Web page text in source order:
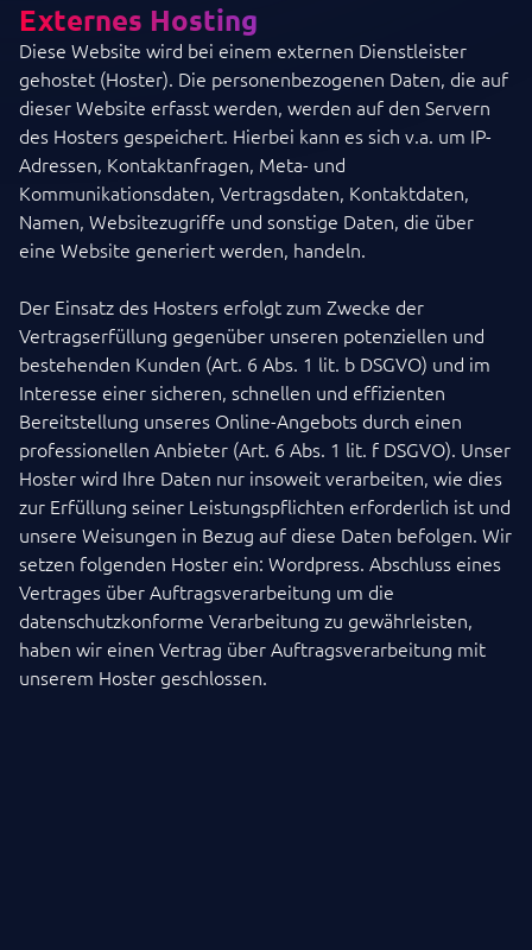
Externes Hosting
Diese Website wird bei einem externen Dienstleister
gehostet (Hoster). Die personenbezogenen Daten, die auf
dieser Website erfasst werden, werden auf den Servern
des Hosters gespeichert. Hierbei kann es sich v.a. um IP-
Adressen, Kontaktanfragen, Meta- und
Kommunikationsdaten, Vertragsdaten, Kontaktdaten,
Namen, Websitezugriffe und sonstige Daten, die über
eine Website generiert werden, handeln.
Der Einsatz des Hosters erfolgt zum Zwecke der
Vertragserfüllung gegenüber unseren potenziellen und
bestehenden Kunden (Art. 6 Abs. 1 lit. b DSGVO) und im
Interesse einer sicheren, schnellen und effizienten
Bereitstellung unseres Online-Angebots durch einen
professionellen Anbieter (Art. 6 Abs. 1 lit. f DSGVO). Unser
Hoster wird Ihre Daten nur insoweit verarbeiten, wie dies
zur Erfüllung seiner Leistungspflichten erforderlich ist und
unsere Weisungen in Bezug auf diese Daten befolgen. Wir
setzen folgenden Hoster ein: Wordpress. Abschluss eines
Vertrages über Auftragsverarbeitung um die
datenschutzkonforme Verarbeitung zu gewährleisten,
haben wir einen Vertrag über Auftragsverarbeitung mit
unserem Hoster geschlossen.